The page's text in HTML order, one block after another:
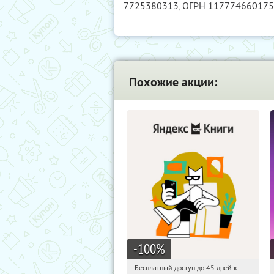
7725380313, ОГРН
Похожие акции:
-100%
19:18:29
Получи первым!
Бесплатный доступ до 45 дней к